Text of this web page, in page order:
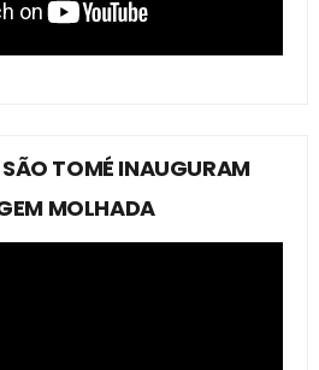
TOMÉ INAUGURAM
MOLHADA